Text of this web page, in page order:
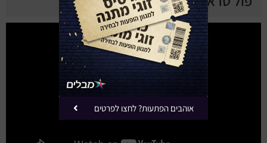
אוהבים הפתעות? לחצו לפרטים